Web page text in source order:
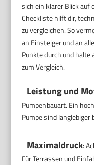
sich ein klarer Blick auf
Checkliste hilft dir,
zu vergleichen. So
an Einsteiger und an
Punkte durch und halte
zum Vergleich.
Leistung und
Pumpenbauart. Ein
Pumpe sind langlebiger
Maximaldruck:
Für Terrassen und